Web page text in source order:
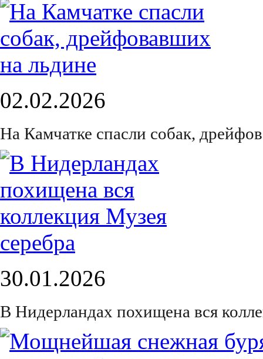
02.02.2026
На Камчатке спасли собак,
30.01.2026
В Нидерландах похищена вся